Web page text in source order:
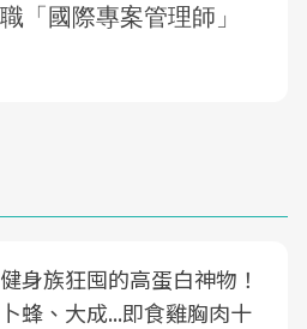
健身族狂囤的高蛋白神物！
卜蜂、大成...即食雞胸肉十